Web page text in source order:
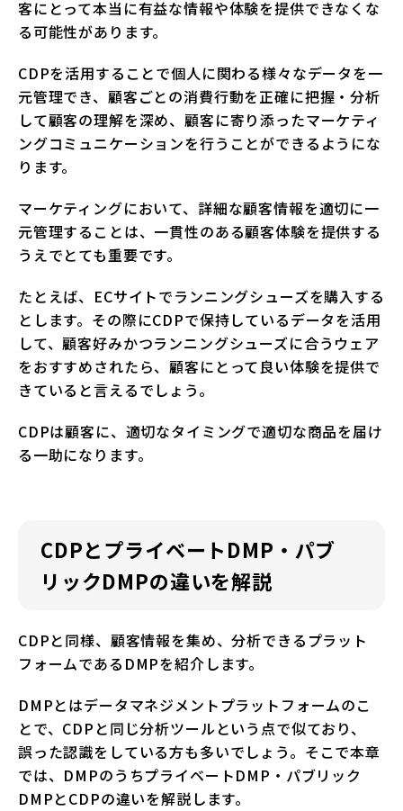
客にとって本当に有益な情報や体験を提供できなくな
る可能性があります。
CDPを活用することで個人に関わる様々なデータを一
元管理でき、顧客ごとの消費行動を正確に把握・分析
して顧客の理解を深め、顧客に寄り添ったマーケティ
ングコミュニケーションを行うことができるようにな
ります。
マーケティングにおいて、詳細な顧客情報を適切に一
元管理することは、一貫性のある顧客体験を提供する
うえでとても重要です。
たとえば、ECサイトでランニングシューズを購入する
とします。その際にCDPで保持しているデータを活用
して、顧客好みかつランニングシューズに合うウェア
をおすすめされたら、顧客にとって良い体験を提供で
きていると言えるでしょう。
CDPは顧客に、適切なタイミングで適切な商品を届け
る一助になります。
CDPとプライベートDMP・パブ
リックDMPの違いを解説
CDPと同様、顧客情報を集め、分析できるプラット
フォームであるDMPを紹介します。
DMPとはデータマネジメントプラットフォームのこ
とで、CDPと同じ分析ツールという点で似ており、
誤った認識をしている方も多いでしょう。そこで本章
では、DMPのうちプライベートDMP・パブリック
DMPとCDPの違いを解説します。